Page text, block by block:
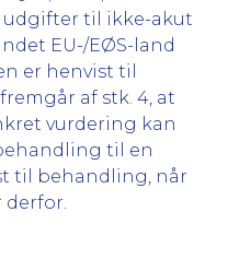
udgifter til ikke-akut
EU-/EØS-land
er henvist til
af stk. 4, at
vurdering kan
til en
til behandling, når